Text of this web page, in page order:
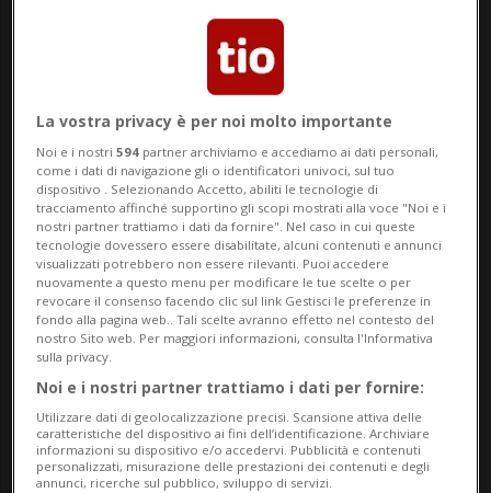
CITTÀ DEL VATICANO 3 mesi
Dopo i contrasti con Trump, il
Papa vede Rubio
La vostra privacy è per noi molto importante
Noi e i nostri594 partner archiviamo e accediamo ai dati personali,
come i dati di navigazione gli o identificatori univoci, sul tuo
dispositivo . Selezionando Accetto, abiliti le tecnologie di
tracciamento affinché supportino gli scopi mostrati alla voce "Noi e i
nostri partner trattiamo i dati da fornire". Nel caso in cui queste
tecnologie dovessero essere disabilitate, alcuni contenuti e annunci
visualizzati potrebbero non essere rilevanti. Puoi accedere
nuovamente a questo menu per modificare le tue scelte o per
revocare il consenso facendo clic sul link Gestisci le preferenze in
fondo alla pagina web.. Tali scelte avranno effetto nel contesto del
nostro Sito web. Per maggiori informazioni, consulta l'Informativa
sulla privacy.
Noi e i nostri partner trattiamo i dati per fornire:
Utilizzare dati di geolocalizzazione precisi. Scansione attiva delle
caratteristiche del dispositivo ai fini dell’identificazione. Archiviare
informazioni su dispositivo e/o accedervi. Pubblicità e contenuti
personalizzati, misurazione delle prestazioni dei contenuti e degli
annunci, ricerche sul pubblico, sviluppo di servizi.